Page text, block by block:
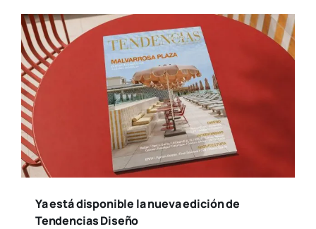
Ya está disponible la nueva edición de
Tendencias Diseño